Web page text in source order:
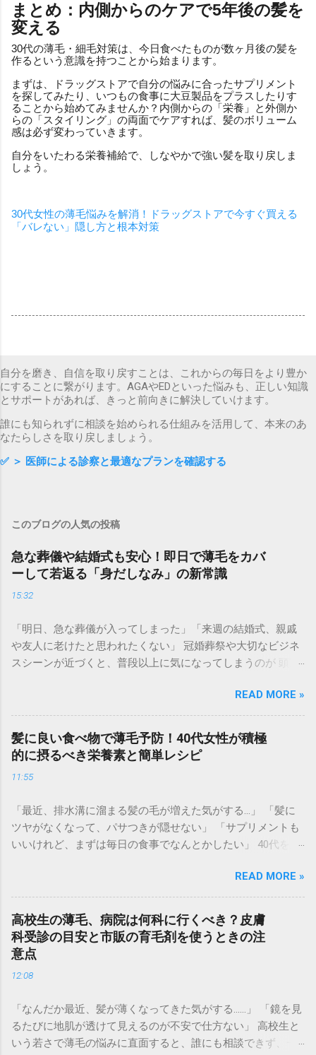
まとめ：内側からのケアで5年後の髪を
変える
30代の薄毛・細毛対策は、今日食べたものが数ヶ月後の髪を
作るという意識を持つことから始まります。
まずは、ドラッグストアで自分の悩みに合ったサプリメント
を探してみたり、いつもの食事に大豆製品をプラスしたりす
ることから始めてみませんか？内側からの「栄養」と外側か
らの「スタイリング」の両面でケアすれば、髪のボリューム
感は必ず変わっていきます。
自分をいたわる栄養補給で、しなやかで強い髪を取り戻しま
しょう。
30代女性の薄毛悩みを解消！ドラッグストアで今すぐ買える
「バレない」隠し方と根本対策
自分を磨き、自信を取り戻すことは、これからの毎日をより豊か
にすることに繋がります。AGAやEDといった悩みも、正しい知識
とサポートがあれば、きっと前向きに解決していけます。
誰にも知られずに相談を始められる仕組みを活用して、本来のあ
なたらしさを取り戻しましょう。
✅ ＞ 医師による診察と最適なプランを確認する
このブログの人気の投稿
急な葬儀や結婚式も安心！即日で薄毛をカバ
ーして若返る「身だしなみ」の新常識
15:32
「明日、急な葬儀が入ってしまった」「来週の結婚式、親戚
や友人に老けたと思われたくない」 冠婚葬祭や大切なビジネ
スシーンが近づくと、普段以上に気になってしまうのが 頭頂
見てショックを受けたり、お辞儀をする瞬間に「頭を見られ
ているかも」と不安になったりするのは、非常に辛いもので
す。育毛には時間がかかりますが、冠婚葬祭は待ってくれま
せん。 実は、現代の「大人の身だしなみ」として、 即日で薄
毛をカバーして若々しい印象を取り戻すテクニック が定着し
つつあります。マナーとしての清潔感を整え、自信を持って
す。 なぜ冠婚葬祭では「薄毛カバー」が重要なのか？ 冠婚葬
祭は、久々に会う親戚や知人が一堂に会する場です。そこで
の第一印象は、その後のイメージに大きく影響を与えます。
肌の白さが強調されます。そのため、地肌の透けが普段より
も目立ってしまう傾向があります。 写真や動画に残る : 結婚
式などの慶事では、一生残る写真に記録されます。後で見返
したときに後悔しない準備が必要です。 清潔感とエチケット :
髪を整えることは、相手への敬意でもあります。ボリューム
方 用途に合わせて、最も「バレにくい」ものを選ぶのが成功
の鍵です。 1. 葬儀・告別式：マットで落ち着いた「増毛パウ
ダー」 厳かな場では、髪に不自然なツヤが出すぎないことが
READ MORE »
髪に良い食べ物で薄毛予防！40代女性が積極
的に摂るべき栄養素と簡単レシピ
11:55
「最近、排水溝に溜まる髪の毛が増えた気がする…」 「髪に
ツヤがなくなって、パサつきが隠せない」 「サプリメントも
いいけれど、まずは毎日の食事でなんとかしたい」 40代を迎
す。実は、髪は「血余（けつよ）」とも呼ばれ、体内の栄養
が十分に行き渡った後、最後に余った栄養で作られる場所。
つまり、**髪の悩みは「体からの栄養不足のサイン」**かも
しれません。 高級なシャンプーや育毛剤を使う前に、まずは
体の中から「髪の材料」を届けてあげることが、根本的な薄
毛予防への近道です。 この記事では、40代女性が美髪を取り
戻すために欠かせない栄養素と、忙しい毎日でもパッと作れ
めに」摂るべき5つの必須栄養素 私たちの髪の毛は、その90%
以上が「ケラチン」というタンパク質でできています。この
ケラチンを効率よく作るために必要な栄養素を見ていきまし
READ MORE »
高校生の薄毛、病院は何科に行くべき？皮膚
科受診の目安と市販の育毛剤を使うときの注
意点
12:08
「なんだか最近、髪が薄くなってきた気がする……」 「鏡を見
るたびに地肌が透けて見えるのが不安で仕方ない」 高校生と
いう若さで薄毛の悩みに直面すると、誰にも相談できず、一